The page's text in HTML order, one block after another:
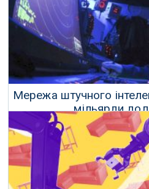
24 Квітня
Мережа штучного
мільярди
02 Січня